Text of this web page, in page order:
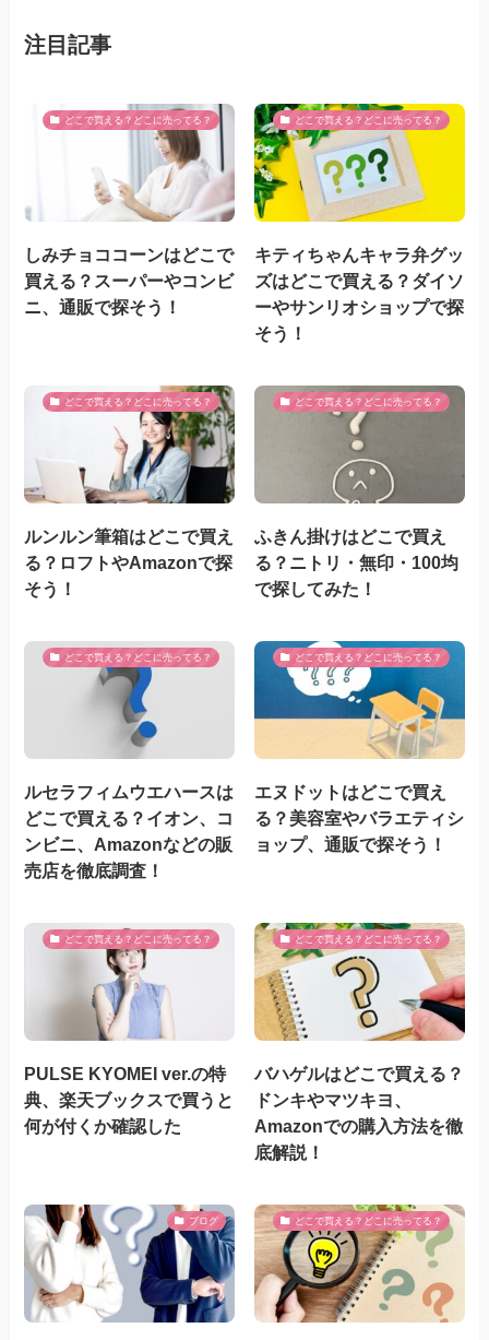
注目記事
どこで買える？どこに売ってる？
しみチョココーンはどこで
買える？スーパーやコンビ
ニ、通販で探そう！
どこで買える？どこに売ってる？
キティちゃんキャラ弁グッ
ズはどこで買える？ダイソ
ーやサンリオショップで探
そう！
どこで買える？どこに売ってる？
ルンルン筆箱はどこで買え
る？ロフトやAmazonで探
そう！
どこで買える？どこに売ってる？
ふきん掛けはどこで買え
る？ニトリ・無印・100均
で探してみた！
どこで買える？どこに売ってる？
ルセラフィムウエハースは
どこで買える？イオン、コ
ンビニ、Amazonなどの販
売店を徹底調査！
どこで買える？どこに売ってる？
エヌドットはどこで買え
る？美容室やバラエティシ
ョップ、通販で探そう！
どこで買える？どこに売ってる？
PULSE KYOMEI ver.の特
典、楽天ブックスで買うと
何が付くか確認した
どこで買える？どこに売ってる？
バハゲルはどこで買える？
ドンキやマツキヨ、
Amazonでの購入方法を徹
底解説！
ブログ どこで買える？どこに売ってる？